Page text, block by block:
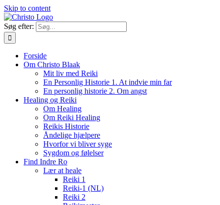
Skip to content
Søg efter:
Forside
Om Christo Blaak
Mit liv med Reiki
En Personlig Historie 1. At indvie min far
En personlig historie 2. Om angst
Healing og Reiki
Om Healing
Om Reiki Healing
Reikis Historie
Åndelige hjælpere
Hvorfor vi bliver syge
Sygdom og følelser
Find Indre Ro
Lær at heale
Reiki 1
Reiki-1 (NL)
Reiki 2